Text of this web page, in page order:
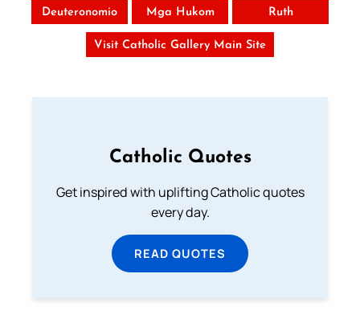
Deuteronomio Mga Hukom Ruth
Visit Catholic Gallery Main Site
Catholic Quotes
Get inspired with uplifting Catholic quotes
every day.
READ QUOTES